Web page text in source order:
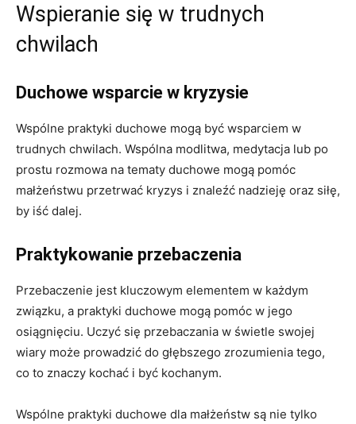
Wspieranie się w trudnych
chwilach
Duchowe wsparcie w kryzysie
Wspólne praktyki duchowe mogą być wsparciem w
trudnych chwilach. Wspólna modlitwa, medytacja lub po
prostu rozmowa na tematy duchowe mogą pomóc
małżeństwu przetrwać kryzys i znaleźć nadzieję oraz siłę,
by iść dalej.
Praktykowanie przebaczenia
Przebaczenie jest kluczowym elementem w każdym
związku, a praktyki duchowe mogą pomóc w jego
osiągnięciu. Uczyć się przebaczania w świetle swojej
wiary może prowadzić do głębszego zrozumienia tego,
co to znaczy kochać i być kochanym.
Wspólne praktyki duchowe dla małżeństw są nie tylko